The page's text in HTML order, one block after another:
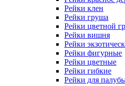
Рейки клен
Рейки груша
Рейки цветной
Рейки вишня
Рейки
Рейки фигурные
Рейки цветные
Рейки гибкие
Рейки для